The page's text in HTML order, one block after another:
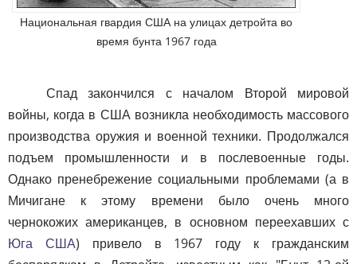
Национальная гвардия США на улицах детройта во
время бунта 1967 года
Спад закончился с началом Второй мировой
войны, когда в США возникла необходимость массового
производства оружия и военной техники. Продолжался
подъем промышленности и в послевоенные годы.
Однако пренебрежение социальными проблемами (а в
Мичигане к этому времени было очень много
чернокожих американцев, в основном переехавших с
Юга США) привело в 1967 году к гражданским